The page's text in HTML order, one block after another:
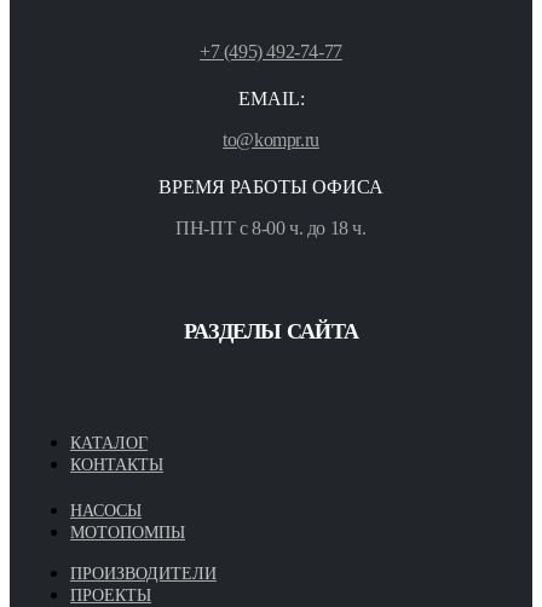
+7 (495) 492-74-77
EMAIL:
to@kompr.ru
ВРЕМЯ РАБОТЫ ОФИСА
ПН-ПТ с 8-00 ч. до 18 ч.
РАЗДЕЛЫ САЙТА
КАТАЛОГ
КОНТАКТЫ
НАСОСЫ
МОТОПОМПЫ
ПРОИЗВОДИТЕЛИ
ПРОЕКТЫ